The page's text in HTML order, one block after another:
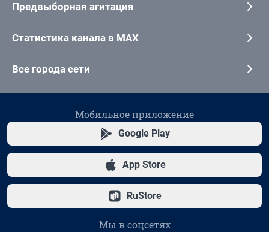
Предвыборная агитация
Статистика канала в MAX
Все города сети
Мобильное приложение
Google Play
App Store
RuStore
Мы в соцсетях